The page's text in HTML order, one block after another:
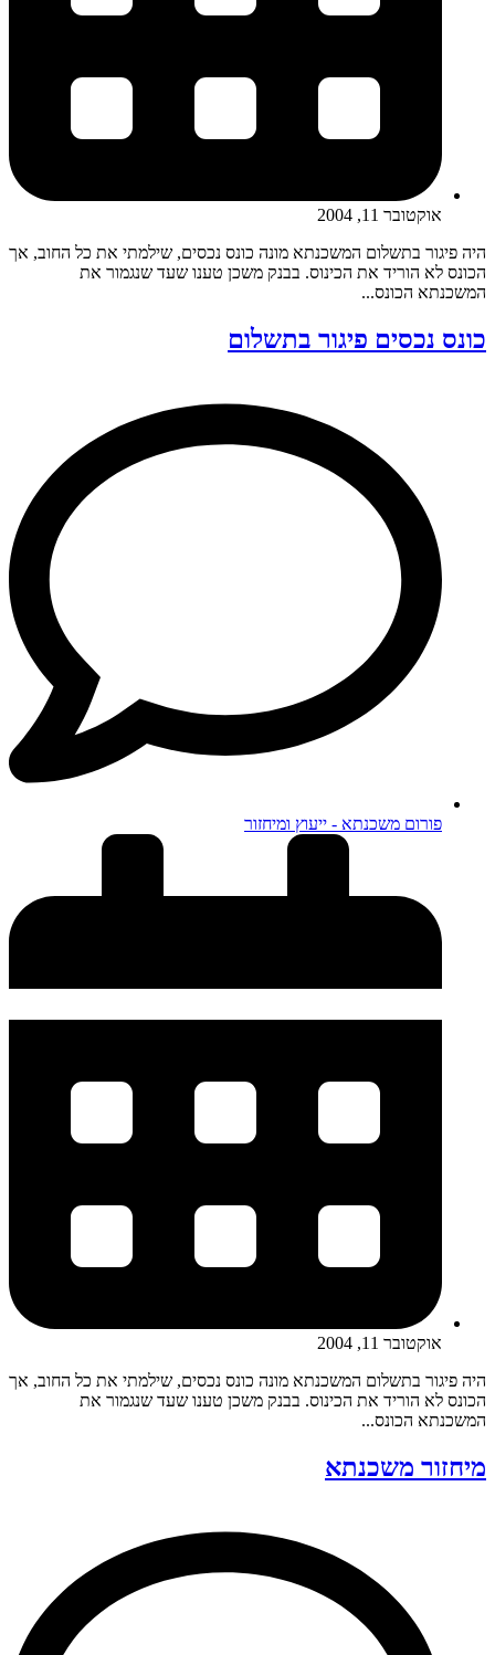
אוקטובר 11, 2004
היה פיגור בתשלום המשכנתא מונה כונס נכסים, שילמתי את כל החוב, אך
הכונס לא הוריד את הכינוס. בבנק משכן טענו שעד שנגמור את
המשכנתא הכונס...
כונס נכסים פיגור בתשלום
פורום משכנתא - ייעוץ ומיחזור
אוקטובר 11, 2004
היה פיגור בתשלום המשכנתא מונה כונס נכסים, שילמתי את כל החוב, אך
הכונס לא הוריד את הכינוס. בבנק משכן טענו שעד שנגמור את
המשכנתא הכונס...
מיחזור משכנתא